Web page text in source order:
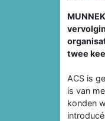
twee
ACS is
is van
konden